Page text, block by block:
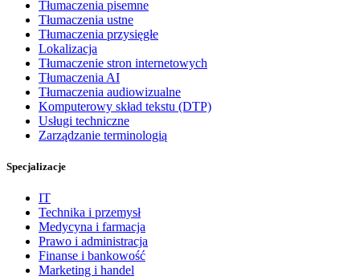
Tłumaczenia pisemne
Tłumaczenia ustne
Tłumaczenia przysięgłe
Lokalizacja
Tłumaczenie stron internetowych
Tłumaczenia AI
Tłumaczenia audiowizualne
Komputerowy skład tekstu (DTP)
Usługi techniczne
Zarządzanie terminologią
Specjalizacje
IT
Technika i przemysł
Medycyna i farmacja
Prawo i administracja
Finanse i bankowość
Marketing i handel